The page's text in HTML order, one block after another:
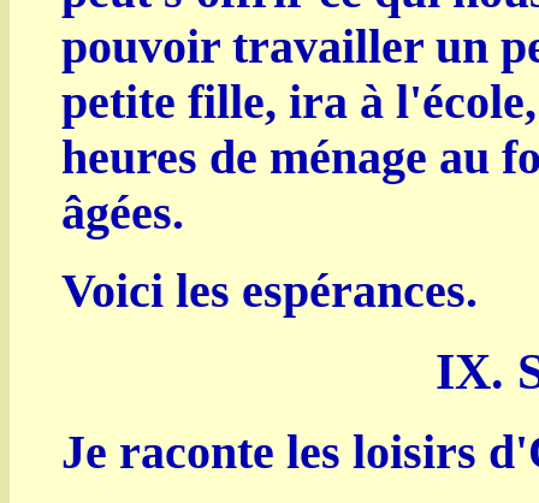
pouvoir travailler un
petite fille, ira à
heures de ménage au
âgées.
Voici les espérances.
IX.
Je raconte les loisirs